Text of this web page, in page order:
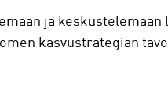
ja
kasvustrategian